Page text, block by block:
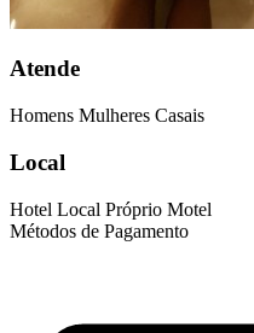
Atende
Homens Mulheres Casais
Local
Hotel Local Próprio Motel
Métodos de Pagamento